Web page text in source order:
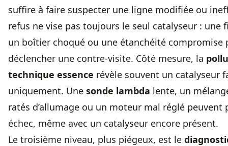
suffire à faire suspecter une ligne modifiée ou
refus ne vise pas toujours le seul catalyseur : une
un boîtier choqué ou une étanchéité compromise
déclencher une contre-visite. Côté mesure, la
technique essence révèle souvent un catalyseur
uniquement. Une sonde lambda lente, un
ratés d’allumage ou un moteur mal réglé peuvent
échec, même avec un catalyseur encore présent.
Le troisième niveau, plus piégeux, est le